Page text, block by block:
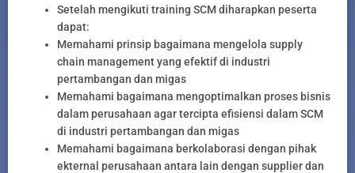
Setelah mengikuti training SCM diharapkan peserta
dapat:
Memahami prinsip bagaimana mengelola supply
chain management yang efektif di industri
pertambangan dan migas
Memahami bagaimana mengoptimalkan proses bisnis
dalam perusahaan agar tercipta efisiensi dalam SCM
di industri pertambangan dan migas
Memahami bagaimana berkolaborasi dengan pihak
ekternal perusahaan antara lain dengan supplier dan